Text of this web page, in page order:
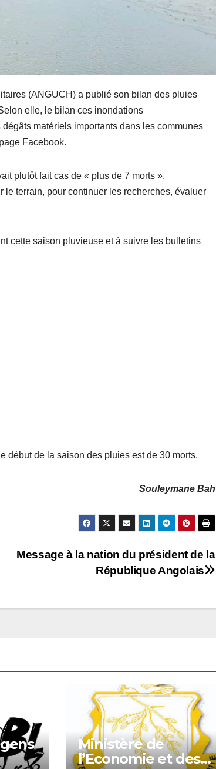
(ANGUCH) a publié son bilan des pluies
elle, le bilan ces inondations
matériels importants dans les communes
Facebook.
plutôt fait cas de « plus de 7 morts ».
le terrain, pour continuer les recherches, évaluer
cette saison pluvieuse et à suivre les bulletins
début de la saison des pluies est de 30 morts.
Souleymane Bah
Message à la nation du président de la
République Angolais
Ministère de
l’Economie et des